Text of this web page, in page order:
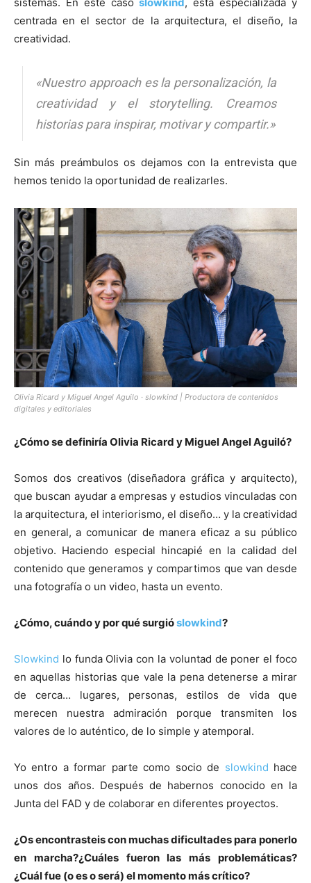
centrada en el sector de la arquitectura, el diseño, la
creatividad.
«Nuestro approaches la personalización, la
creatividad y el storytelling. Creamos
historias para inspirar, motivar y compartir.»
Sin más preámbulos os dejamos con la entrevista que
hemos tenido la oportunidad de realizarles.
Olivia Ricard y Miguel Angel Aguilo · slowkind | Productora de contenidos
digitales y editoriales
¿Cómo se definiría Olivia Ricard y Miguel Angel Aguiló?
Somos dos creativos (diseñadora gráfica y arquitecto),
que buscan ayudar a empresas y estudios vinculadas con
la arquitectura, el interiorismo, el diseño… y la creatividad
en general, a comunicar de manera eficaz a su público
objetivo. Haciendo especial hincapié en la calidad del
contenido que generamos y compartimos que van desde
una fotografía o un video, hasta un evento.
¿Cómo, cuándo y por qué surgióslowkind?
Slowkind lo funda Olivia con la voluntad de poner el foco
en aquellas historias que vale la pena detenerse a mirar
de cerca… lugares, personas, estilos de vida que
merecen nuestra admiración porque transmiten los
valores de lo auténtico, de lo simple y atemporal.
Yo entro a formar parte como socio de slowkind hace
unos dos años. Después de habernos conocido en la
Junta del FAD y de colaborar en diferentes proyectos.
¿Os encontrasteis con muchas dificultades para ponerlo
en marcha?¿Cuáles fueron las más problemáticas?
¿Cuál fue (o es o será) el momento más crítico?